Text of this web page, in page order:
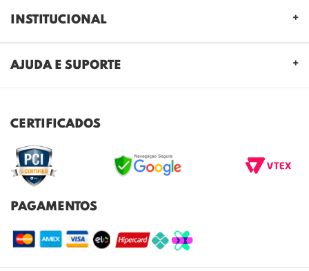
INSTITUCIONAL
REGULAMENTO CASHBACK
AJUDA E SUPORTE
TROCAS E DEVOLUÇÕES
ENVIO E ENTREGA
DÚVIDAS FREQUENTES
CERTIFICADOS
PAGAMENTOS